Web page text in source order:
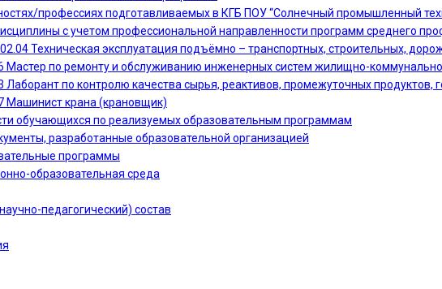
профессиях подготавливаемых в КГБ ПОУ “Солнечный промышленный
с учетом профессиональной направленности программ среднего
Техническая эксплуатация подъёмно – транспортных, строительных,
Мастер по ремонту и обслуживанию инженерных систем жилищно-
Лаборант по контролю качества сырья, реактивов, промежуточных продуктов,
Машинист крана (крановщик)
обучающихся по реализуемых образовательным программам
разработанные образовательной организацией
программы
образовательная среда
педагогический) состав